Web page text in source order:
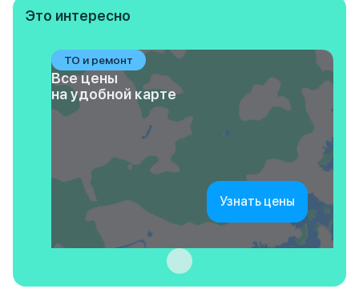
Это интересно
ТО и ремонт
Все цены
на удобной карте
Узнать цены